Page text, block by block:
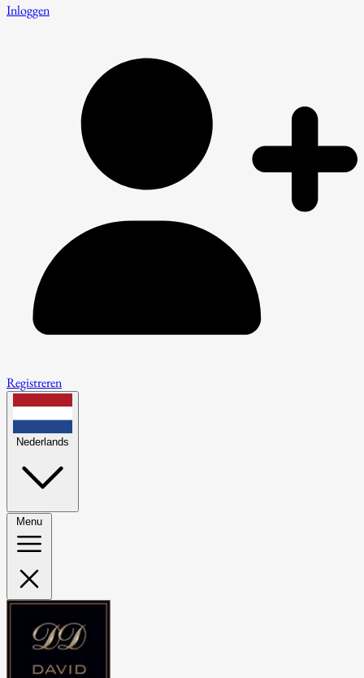
Inloggen
Registreren
Nederlands
Menu